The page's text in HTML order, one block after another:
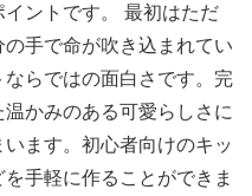
ントです。 最初はただ
手で命が吹き込まれてい
らではの面白さです。完
かみのある可愛らしさに
ます。初心者向けのキッ
手軽に作ることができま